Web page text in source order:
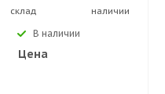
склад наличии
В наличии
Цена